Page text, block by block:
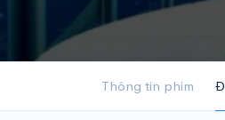
Thông tin phim